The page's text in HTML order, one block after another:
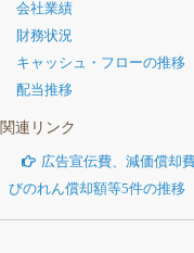
会社業績
財務状況
キャッシュ・フローの推移
配当推移
関連リンク
広告宣伝費、減価償却
びのれん償却額等5件の推移